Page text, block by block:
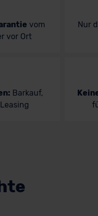
vom
vor Ort
Nur
Barkauf,